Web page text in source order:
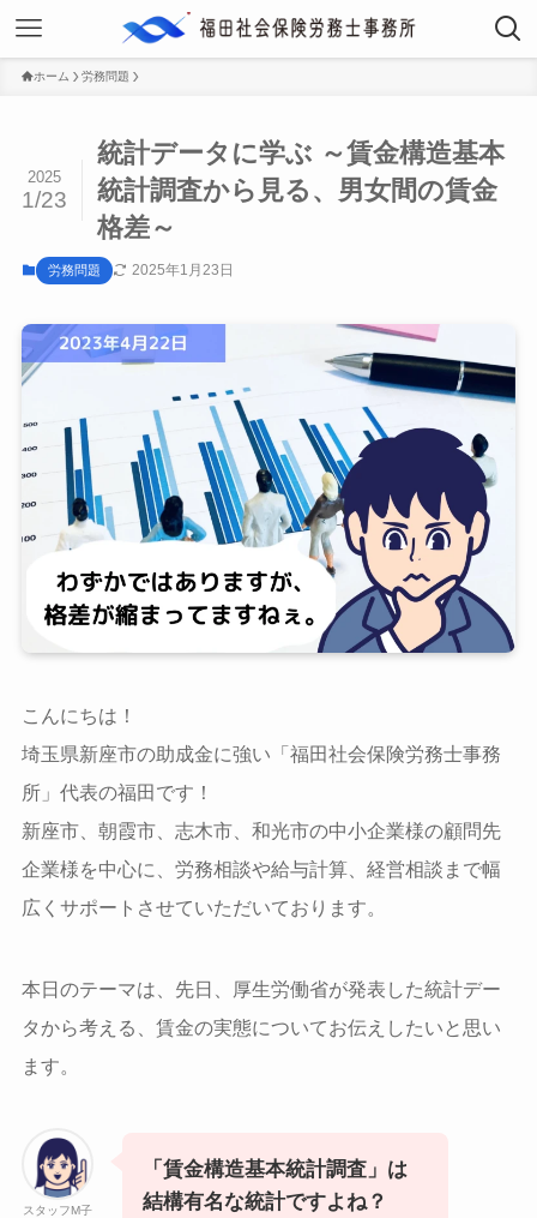
ホーム 労務問題
統計データに学ぶ ～賃金構造基本
統計調査から見る、男女間の賃金
格差～
2025
1/23
労務問題 2025年1月23日
こんにちは！
埼玉県新座市の助成金に強い「福田社会保険労務士事務
所」代表の福田です！
新座市、朝霞市、志木市、和光市の中小企業様の顧問先
企業様を中心に、労務相談や給与計算、経営相談まで幅
広くサポートさせていただいております。
本日のテーマは、先日、厚生労働省が発表した統計デー
タから考える、賃金の実態についてお伝えしたいと思い
ます。
スタッフM子
「賃金構造基本統計調査」は
結構有名な統計ですよね？